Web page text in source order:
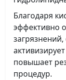
Благодаря
эффективно
повышает
процедур.